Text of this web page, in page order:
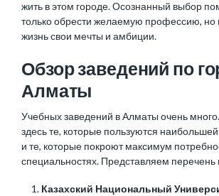
жить в этом городе. Осознанный выбор
только обрести желаемую профессию, но
жизнь свои мечты и амбиции.
Обзор заведений по
Алматы
Учебных заведений в Алматы очень
здесь те, которые пользуются
и те, которые покроют максимум
специальностях. Представляем перечень
Казахский Национальный